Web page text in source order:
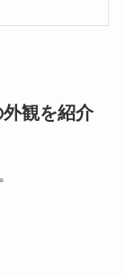
観を紹介